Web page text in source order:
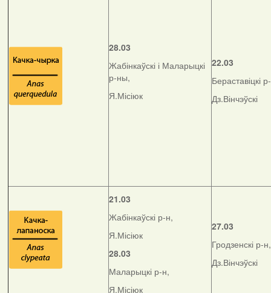
28.03
Жабінкаўскі і Маларыцкі
р-ны,
Я.Місіюк
22.03
Бераставіцкі
Дз.Вінчэўскі
21.03
Жабінкаўскі р-н,
Я.Місіюк
28.03
Маларыцкі р-н,
Я.Місіюк
27.03
Гродзенскі р-н,
Дз.Вінчэўскі